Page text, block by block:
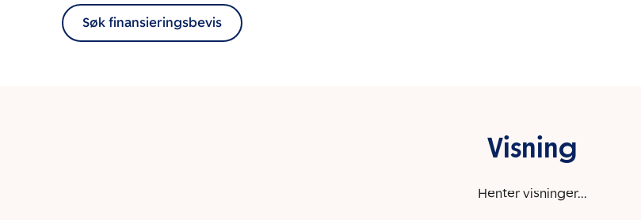
Søk finansieringsbevis
Visning
Henter visninger...